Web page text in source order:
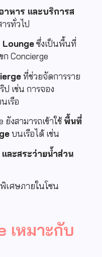
าหาร และบริการส
รทั่วไป
Loungeซึ่งเป็นพื้นที่
Concierge
ที่ช่วยจัดการราย
ป เช่น การจอง
เรือ
งสามารถเข้าใช้พื้นที่
บนเรือได้ เช่น
ละสระว่ายน้ำส่วน
ศษภายในโซน
เหมาะกับ